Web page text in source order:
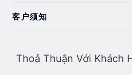
客户须知
息，材料或第三方材料（“材料”）
Thoả Thuận Với Khách